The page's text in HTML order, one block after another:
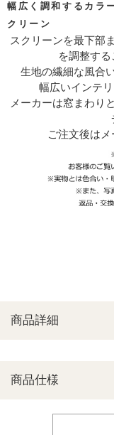
幅広く調和するカラ
クリーン
スクリーンを最下部
を調整する
生地の繊細な風合
幅広いインテ
メーカーは窓まわり
ご注文後はメ
商品詳細
商品仕様